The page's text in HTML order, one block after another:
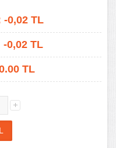
-0,02 TL
-0,02 TL
TL